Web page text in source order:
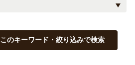
このキーワード・絞り込みで検索